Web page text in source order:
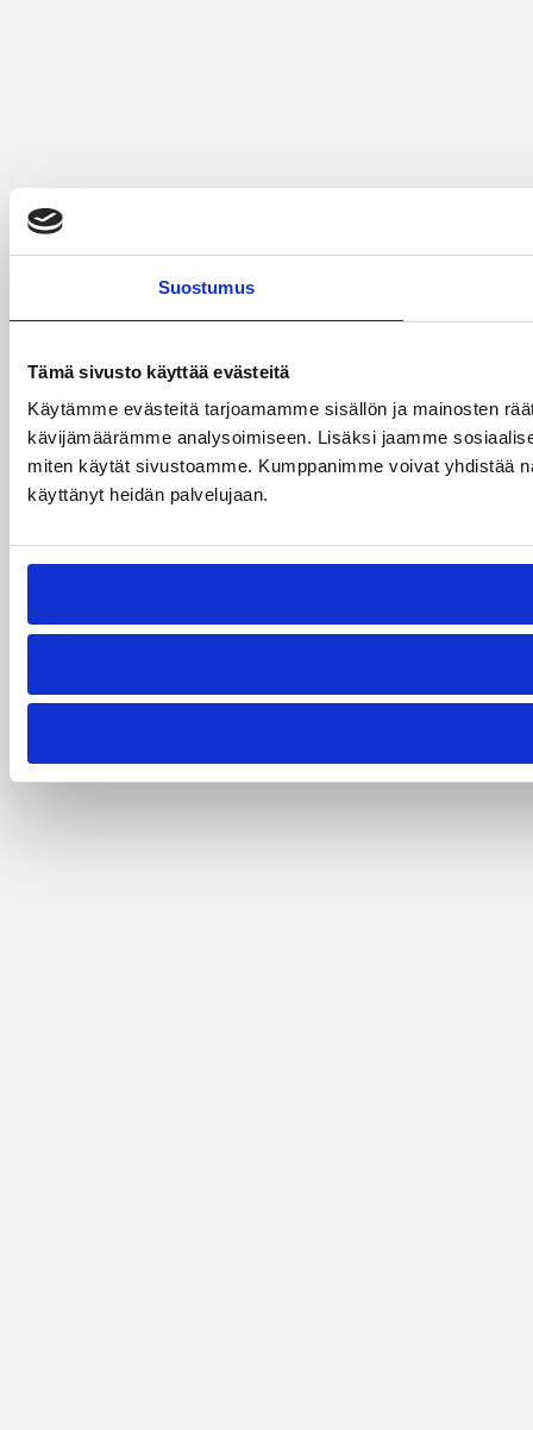
Suostumus
Tämä sivusto käyttää evästeitä
Käytämme evästeitä tarjoamamme sisällön ja mainosten
kävijämäärämme analysoimiseen. Lisäksi jaamme
miten käytät sivustoamme. Kumppanimme voivat yhdistää
käyttänyt heidän palvelujaan.